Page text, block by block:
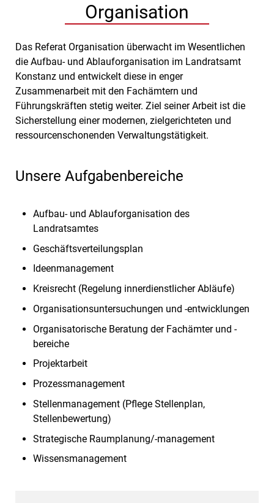
Organisation
Das Referat Organisation überwacht im Wesentlichen
die Aufbau- und Ablauforganisation im Landratsamt
Konstanz und entwickelt diese in enger
Zusammenarbeit mit den Fachämtern und
Führungskräften stetig weiter. Ziel seiner Arbeit ist die
Sicherstellung einer modernen, zielgerichteten und
ressourcenschonenden Verwaltungstätigkeit.
Unsere Aufgabenbereiche
Aufbau- und Ablauforganisation des
Landratsamtes
Geschäftsverteilungsplan
Ideenmanagement
Kreisrecht (Regelung innerdienstlicher Abläufe)
Organisationsuntersuchungen und -entwicklungen
Organisatorische Beratung der Fachämter und -
bereiche
Projektarbeit
Prozessmanagement
Stellenmanagement (Pflege Stellenplan,
Stellenbewertung)
Strategische Raumplanung/-management
Wissensmanagement